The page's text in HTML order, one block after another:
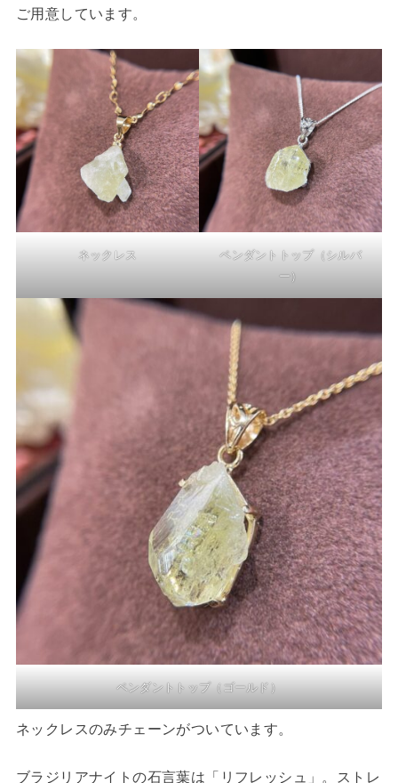
ご用意しています。
ネックレス
ペンダントトップ（シルバ
ー）
ペンダントトップ（ゴールド）
ネックレスのみチェーンがついています。
ブラジリアナイトの石言葉は「リフレッシュ」。ストレ